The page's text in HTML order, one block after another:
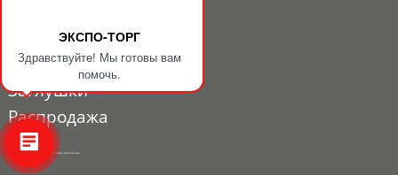
ЭКСПО-ТОРГ
Здравствуйте! Мы готовы вам
помочь.
Выставочный профиль
и фурнитура
Заглушки
Распродажа
© 2010 - 2026. ЭКСПО-ТОРГ. Все права защищены.